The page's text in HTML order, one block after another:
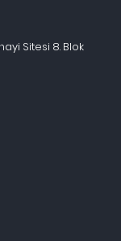
Sitesi 8. Blok